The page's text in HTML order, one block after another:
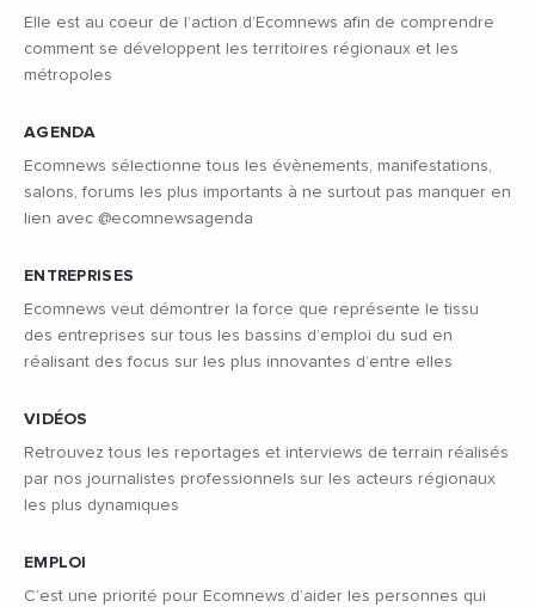
Elle est au coeur de l’action d’Ecomnews afin de comprendre
comment se développent les territoires régionaux et les
métropoles
AGENDA
Ecomnews sélectionne tous les évènements, manifestations,
salons, forums les plus importants à ne surtout pas manquer en
lien avec @ecomnewsagenda
ENTREPRISES
Ecomnews veut démontrer la force que représente le tissu
des entreprises sur tous les bassins d’emploi du sud en
réalisant des focus sur les plus innovantes d’entre elles
VIDÉOS
Retrouvez tous les reportages et interviews de terrain réalisés
par nos journalistes professionnels sur les acteurs régionaux
les plus dynamiques
EMPLOI
C’est une priorité pour Ecomnews d’aider les personnes qui